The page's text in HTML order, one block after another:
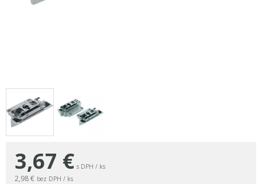
3,67 € s DPH / ks
2,98 € bez DPH / ks